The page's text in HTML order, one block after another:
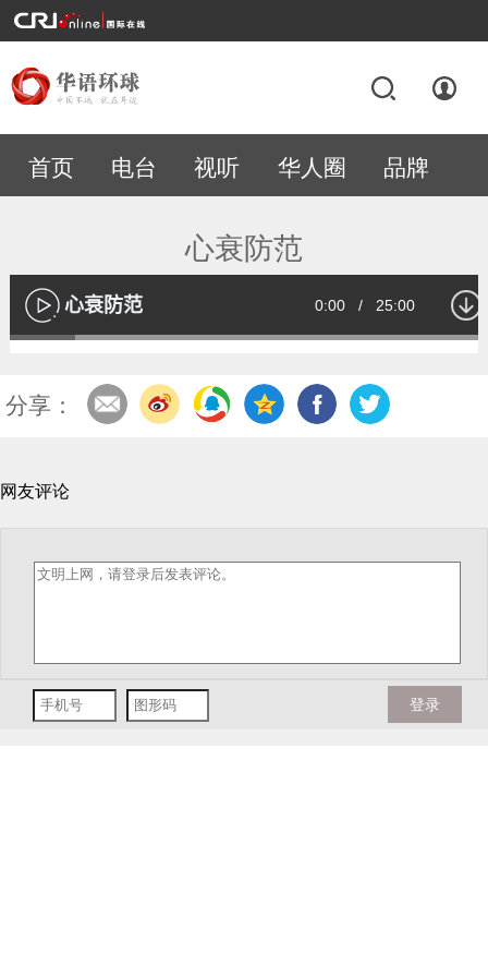
首页 电台 视听 华人圈 品牌
心衰防范
播
放
心衰防范 Current
0:00 / Duration
25:00
Loaded:
分享：
网友评论
登录